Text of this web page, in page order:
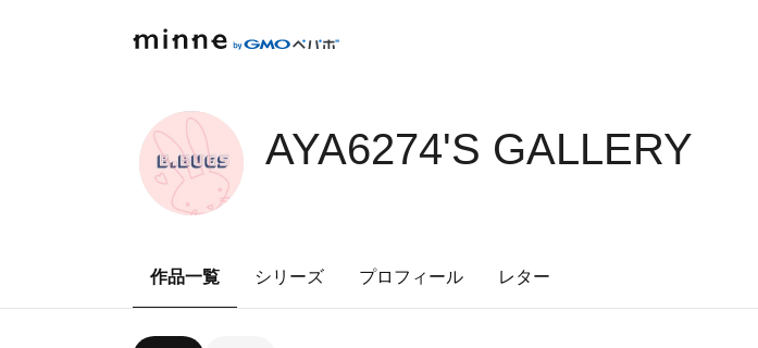
AYA6274'S GALLERY
作品一覧 シリーズ プロフィール レター